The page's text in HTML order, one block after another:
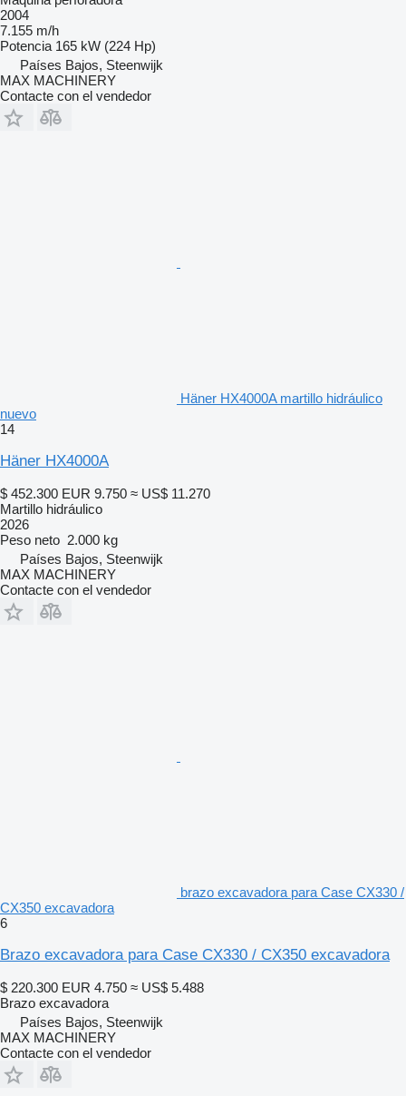
2004
7.155 m/h
Potencia 165 kW (224 Hp)
Países Bajos, Steenwijk
MAX MACHINERY
Contacte con el vendedor
Häner HX4000A martillo hidráulico
nuevo
14
Häner HX4000A
$ 452.300 EUR 9.750 ≈ US$ 11.270
Martillo hidráulico
2026
Peso neto 2.000 kg
Países Bajos, Steenwijk
MAX MACHINERY
Contacte con el vendedor
brazo excavadora para Case CX330 /
CX350 excavadora
6
Brazo excavadora para Case CX330 / CX350 excavadora
$ 220.300 EUR 4.750 ≈ US$ 5.488
Brazo excavadora
Países Bajos, Steenwijk
MAX MACHINERY
Contacte con el vendedor